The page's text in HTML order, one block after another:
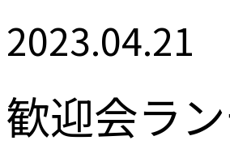
2023.04.21
歓迎会ラ